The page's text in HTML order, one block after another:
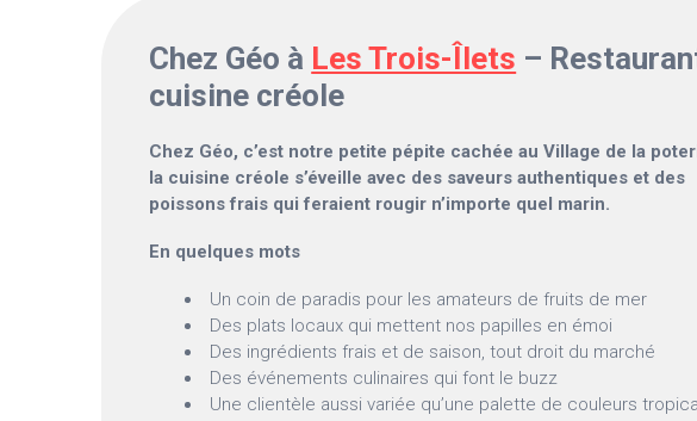
Chez Géo à Les Trois-Îlets –
cuisine créole
Chez Géo, c’est notre petite pépite cachée au Village de la
la cuisine créole s’éveille avec des saveurs authentiques et des
poissons frais qui feraient rougir n’importe quel marin.
En quelques mots
Un coin de paradis pour les amateurs de fruits de mer
Des plats locaux qui mettent nos papilles en émoi
Des ingrédients frais et de saison, tout droit du marché
Des événements culinaires qui font le buzz
Une clientèle aussi variée qu’une palette de couleurs